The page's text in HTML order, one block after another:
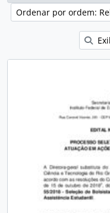
Ordenar por ordem: